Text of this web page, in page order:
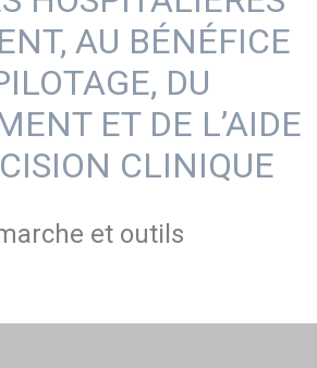
AU BÉNÉFICE
DU
ET DE L’AIDE
CLINIQUE
et outils